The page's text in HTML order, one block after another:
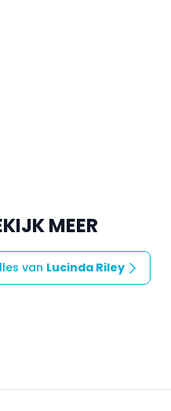
MEER
van Lucinda Riley